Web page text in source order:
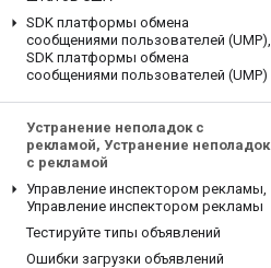
SDK платформы обмена
сообщениями пользователей (UMP),
SDK платформы обмена
сообщениями пользователей (UMP)
Устранение неполадок с
рекламой, Устранение неполадок
с рекламой
Управление инспектором рекламы,
Управление инспектором рекламы
Тестируйте типы объявлений
Ошибки загрузки объявлений